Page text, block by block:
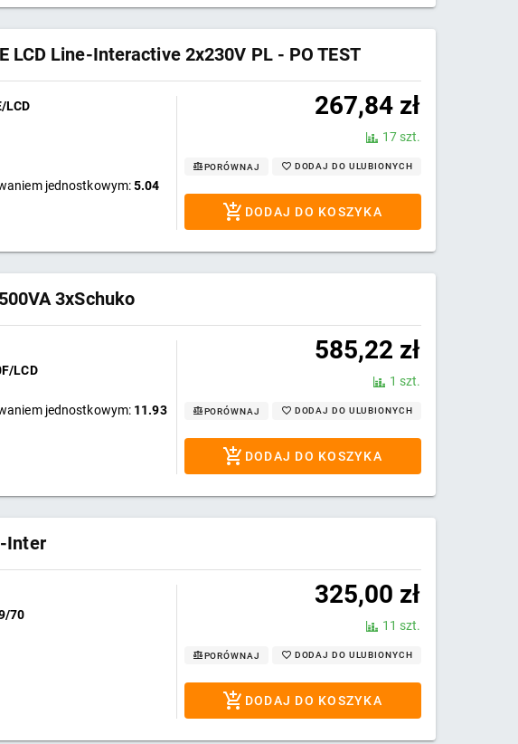
Line-Interactive 2x230V PL - PO TEST
LCD
jednostkowym:5.04
267,84 zł
17 szt.
PORÓWNAJ DODAJ DO ULUBIONYCH
DODAJ DO KOSZYKA
3xSchuko
LCD
jednostkowym: 11.93
585,22 zł
1 szt.
PORÓWNAJ DODAJ DO ULUBIONYCH
DODAJ DO KOSZYKA
Inter
70
325,00 zł
11 szt.
PORÓWNAJ DODAJ DO ULUBIONYCH
DODAJ DO KOSZYKA